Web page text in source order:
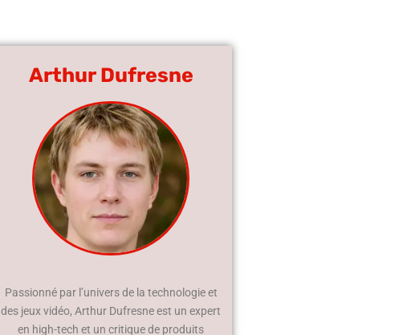
Arthur Dufresne
Passionné par l’univers de la technologie et
des jeux vidéo, Arthur Dufresne est un expert
en high-tech et un critique de produits